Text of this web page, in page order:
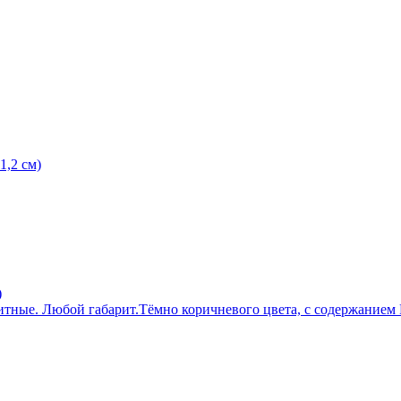
см)
Любой габарит.Тёмно коричневого цвета, с